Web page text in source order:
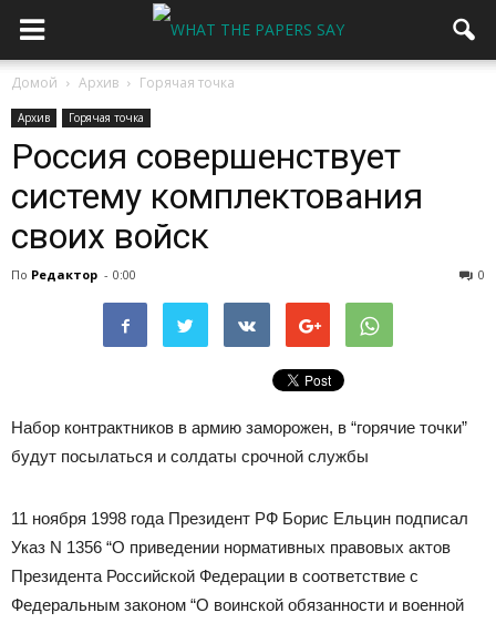
Домой Архив Горячая точка
Архив Горячая точка
Россия совершенствует
систему комплектования
своих войск
По Редактор - 0:00 0
Набор контрактников в армию заморожен, в “горячие точки”
будут посылаться и солдаты срочной службы
11 ноября 1998 года Президент РФ Борис Ельцин подписал
Указ N 1356 “О приведении нормативных правовых актов
Президента Российской Федерации в соответствие с
Федеральным законом “О воинской обязанности и военной